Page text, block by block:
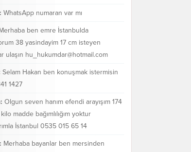
WhatsApp numaran var mı
ben emre İstanbulda
38 yasindayim 17 cm isteyen
ulaşın hu_hukumdar@hotmail.com
Selam Hakan ben konuşmak istermisin
1427
Olgun seven hanım efendi arayışım 174
madde bağımlılığım yoktur
İstanbul 0535 015 65 14
Merhaba bayanlar ben mersinden